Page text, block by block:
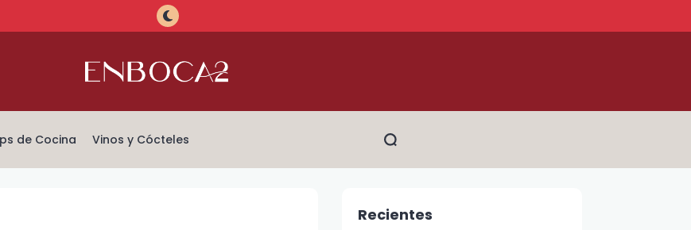
de Cocina Vinos y Cócteles
Recientes